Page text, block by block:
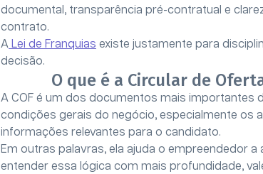
documental, transparência pré-contratual e
contrato.
A Lei de Franquias existe justamente para
decisão.
O que é a Circular de
A COF é um dos documentos mais importantes
condições gerais do negócio, especialmente os
informações relevantes para o candidato.
Em outras palavras, ela ajuda o empreendedor
entender essa lógica com mais profundidade,